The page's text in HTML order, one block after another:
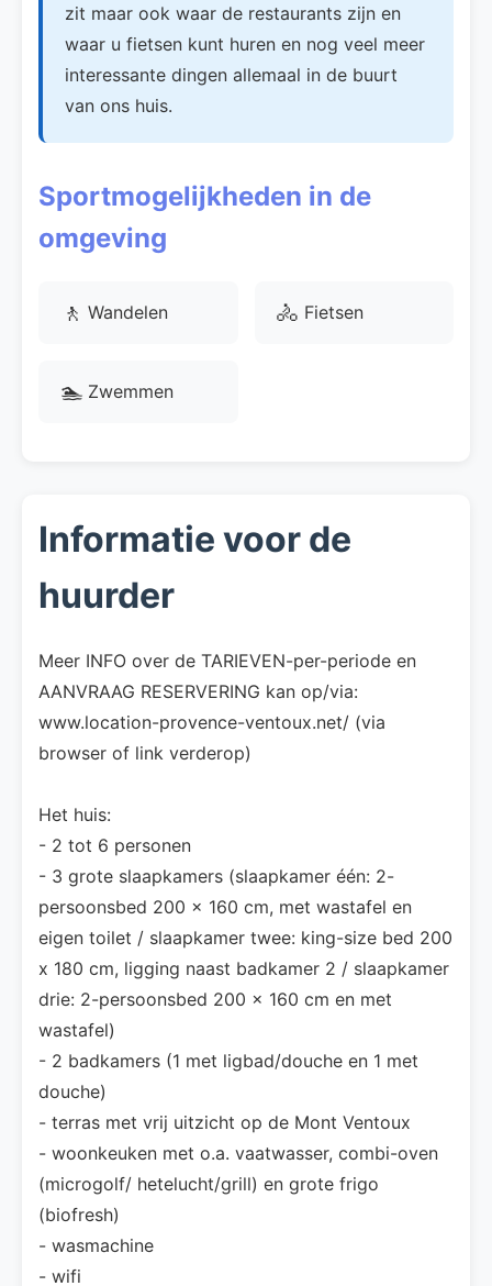
zit maar ook waar de restaurants zijn en
waar u fietsen kunt huren en nog veel meer
interessante dingen allemaal in de buurt
van ons huis.
Sportmogelijkheden in de
omgeving
🚶 Wandelen 🚴 Fietsen
🏊 Zwemmen
Informatie voor de
huurder
Meer INFO over de TARIEVEN-per-periode en
AANVRAAG RESERVERING kan op/via:
www.location-provence-ventoux.net/ (via
browser of link verderop)
Het huis:
- 2 tot 6 personen
- 3 grote slaapkamers (slaapkamer één: 2-
persoonsbed 200 x 160 cm, met wastafel en
eigen toilet / slaapkamer twee: king-size bed 200
x 180 cm, ligging naast badkamer 2 / slaapkamer
drie: 2-persoonsbed 200 x 160 cm en met
wastafel)
- 2 badkamers (1 met ligbad/douche en 1 met
douche)
- terras met vrij uitzicht op de Mont Ventoux
- woonkeuken met o.a. vaatwasser, combi-oven
(microgolf/ hetelucht/grill) en grote frigo
(biofresh)
- wasmachine
- wifi